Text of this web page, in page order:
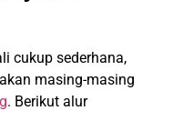
cukup sederhana,
masing-masing
. Berikut alur